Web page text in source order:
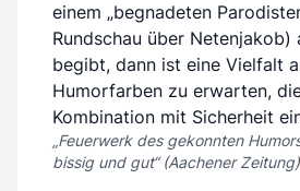
einem „begnadeten
Rundschau über
begibt, dann ist eine Vielfalt
Humorfarben zu erwarten,
Kombination mit Sicherheit
„Feuerwerk des gekonnten
bissig und gut“ (Aachener Zeitung)